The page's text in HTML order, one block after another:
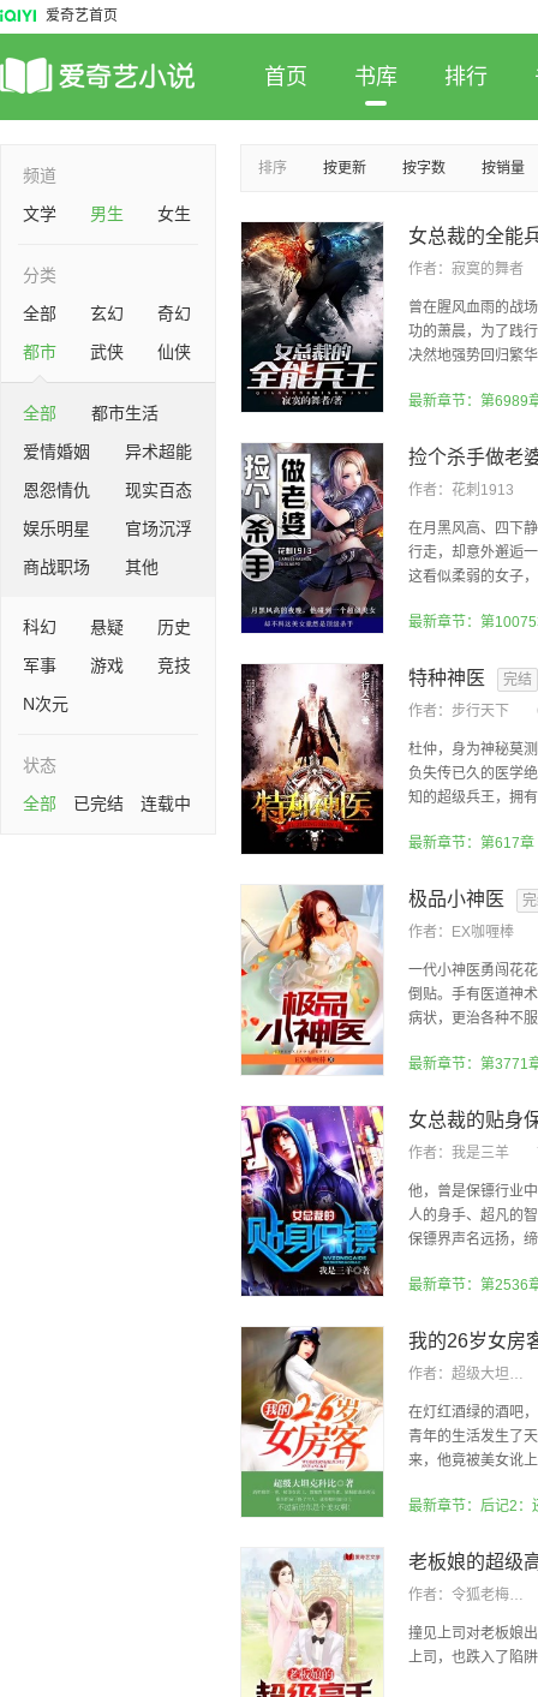
爱奇艺首页
首页 书库 排行
频道
文学
男生 女生
分类
全部
玄幻
奇幻
都市
武侠 仙侠
全部
都市生活
爱情婚姻
异术超能
恩怨情仇
现实百态
娱乐明星
官场沉浮
商战职场
其他
科幻 悬疑
历史
军事
游戏
竞技
N次元
状态
全部
已完结 连载中
排序 按更新 按字数 按销量
女总裁的全能
作者： 寂寞的舞者
曾在腥风血雨的战
功的萧晨，为了践
决然地强势回归繁
最新章节：第6989
捡个杀手做老
作者： 花刺1913
在月黑风高、四下
行走，却意外邂逅
这看似柔弱的女子
最新章节：第
特种神医
完结
作者： 步行天下
杜仲，身为神秘莫
负失传已久的医学
知的超级兵王，拥
最新章节：第617
极品小神医
作者：
EX咖喱棒
一代小神医勇闯花
倒贴。手有医道神
病状，更治各种不
最新章节：第3771
女总裁的贴身
作者： 我是三羊
他，曾是保镖行业
人的身手、超凡的
保镖界声名远扬，
最新章节：第2536
我的26岁女房
作者： 超级大坦克科比
在灯红酒绿的酒吧
青年的生活发生了
来，他竟被美女讹
最新章节：后记2：
老板娘的超级
作者： 令狐老梅2018
撞见上司对老板娘
上司，也跌入了陷